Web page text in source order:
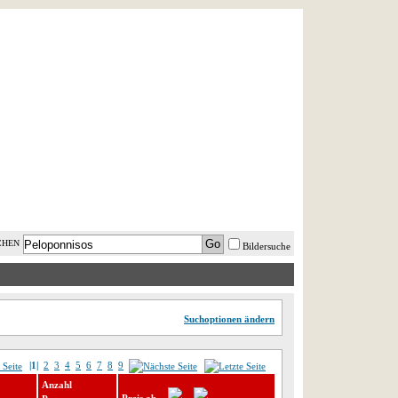
Bildersuche
Suchoptionen ändern
|1| 2 3 4 5 6 7 8 9
Anzahl